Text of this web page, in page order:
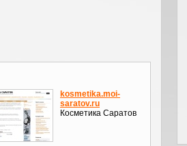
kosmetika.moi-
saratov.ru
Косметика Саратов